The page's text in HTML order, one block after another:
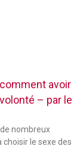
avoir
– par le
de nombreux
le sexe des